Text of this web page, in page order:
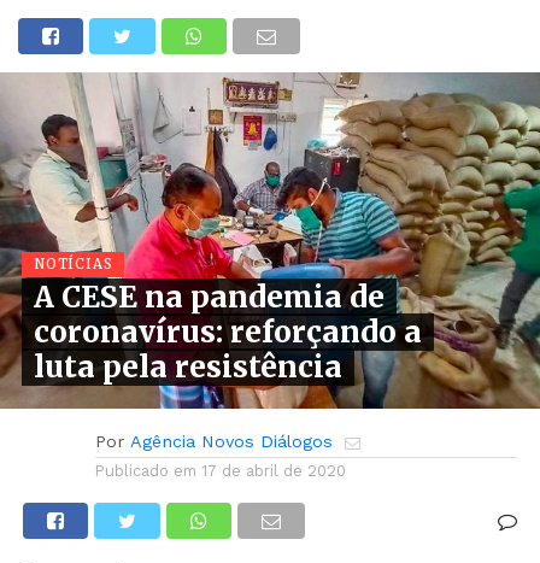
NOTÍCIAS
A CESE na pandemia de
coronavírus: reforçando a
luta pela resistência
Por Agência Novos Diálogos
Publicado em 17 de abril de 2020